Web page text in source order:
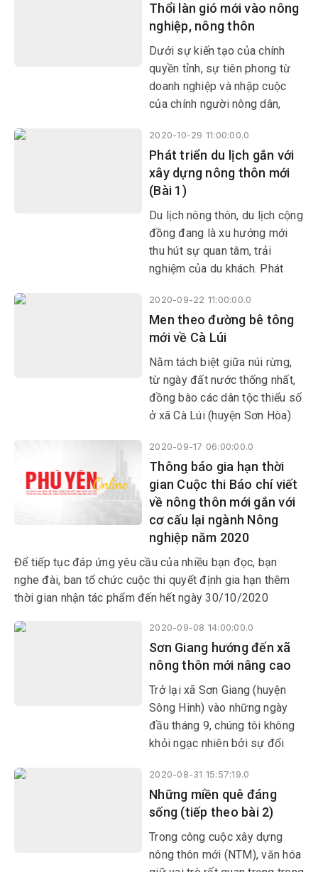
Thổi làn gió mới vào nông
nghiệp, nông thôn
Dưới sự kiến tạo của chính
quyền tỉnh, sự tiên phong từ
doanh nghiệp và nhập cuộc
của chính người nông dân,
quả khoa học và công nghệ
(KH-CN) vào lĩnh vực nông
nghiệp trên địa bàn tỉnh những
năm qua đã đạt được nhiều
thành tựu quan trọng.
2020-10-29 11:00:00.0
Phát triển du lịch gắn với
xây dựng nông thôn mới
(Bài 1)
Du lịch nông thôn, du lịch cộng
đồng đang là xu hướng mới
thu hút sự quan tâm, trải
nghiệm của du khách. Phát
quả sẽ góp phần đạt được
mục tiêu kép là phát triển du
lịch trở thành ngành kinh tế
mũi nhọn và xây dựng nông
thôn mới bền vững.
2020-09-22 11:00:00.0
Men theo đường bê tông
mới về Cà Lúi
Nằm tách biệt giữa núi rừng,
từ ngày đất nước thống nhất,
đồng bào các dân tộc thiểu số
ở xã Cà Lúi (huyện Sơn Hòa)
để thuận tiện cho đi lại…
2020-09-17 06:00:00.0
Thông báo gia hạn thời
gian Cuộc thi Báo chí viết
về nông thôn mới gắn với
cơ cấu lại ngành Nông
nghiệp năm 2020
Để tiếp tục đáp ứng yêu cầu của nhiều bạn đọc, bạn
nghe đài, ban tổ chức cuộc thi quyết định gia hạn thêm
thời gian nhận tác phẩm đến hết ngày 30/10/2020
2020-09-08 14:00:00.0
Sơn Giang hướng đến xã
nông thôn mới nâng cao
Trở lại xã Sơn Giang (huyện
Sông Hinh) vào những ngày
đầu tháng 9, chúng tôi không
khỏi ngạc nhiên bởi sự đổi
tuyến đường giao thông được
bê tông mở rộng; trường học,
trạm y tế, nhà văn hóa, khu dân
cư đều khá khang trang.
2020-08-31 15:57:19.0
Những miền quê đáng
sống (tiếp theo bài 2)
Trong công cuộc xây dựng
nông thôn mới (NTM), văn hóa